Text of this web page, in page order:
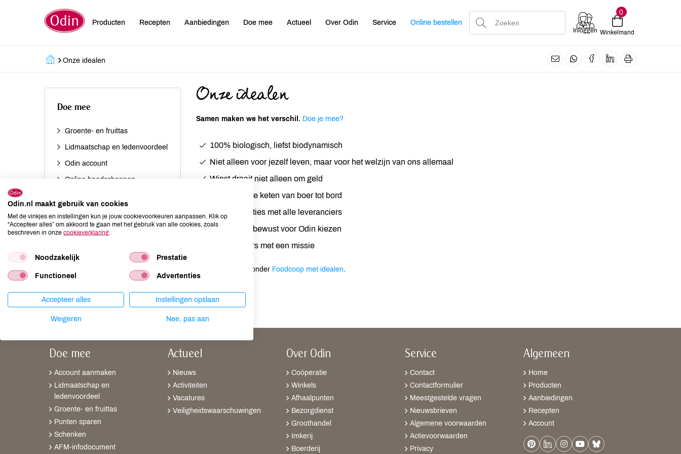
Producten Recepten Aanbiedingen Doe mee Actueel Over Odin Service Online bestellen
Inloggen
0
Winkelmand
Onze idealen
Doe mee
Groente- en fruittas
Lidmaatschap en ledenvoordeel
Odin account
Online boodschappen
Schenken
Onze idealen
Samen maken we het verschil. Doe je mee?
100% biologisch, liefst biodynamisch
Niet alleen voor jezelf leven, maar voor het welzijn van ons allemaal
Winst draait niet alleen om geld
Een gezonde keten van boer tot bord
Eerlijke relaties met alle leveranciers
Klanten die bewust voor Odin kiezen
Medewerkers met een missie
Meer info vind je onder Foodcoop met idealen.
Doe mee
Account aanmaken
Lidmaatschap en
ledenvoordeel
Groente- en fruittas
Punten sparen
Schenken
AFM-infodocument
Actueel
Nieuws
Activiteiten
Vacatures
Veiligheidswaarschuwingen
Over Odin
Coöperatie
Winkels
Afhaalpunten
Bezorgdienst
Groothandel
Imkerij
Boerderij
Service
Contact
Contactformulier
Meestgestelde vragen
Nieuwsbrieven
Algemene voorwaarden
Actievoorwaarden
Privacy
Algemeen
Home
Producten
Aanbiedingen
Recepten
Account
Odin.nl maakt gebruik van cookies
Met de vinkjes en instellingen kun je jouw cookievoorkeuren aanpassen. Klik op
“Accepteer alles” om akkoord te gaan met het gebruik van alle cookies, zoals
beschreven in onze cookieverklaring
Noodzakelijk Prestatie
Functioneel Advertenties
Accepteer alles Instellingen opslaan
Weigeren Nee, pas aan